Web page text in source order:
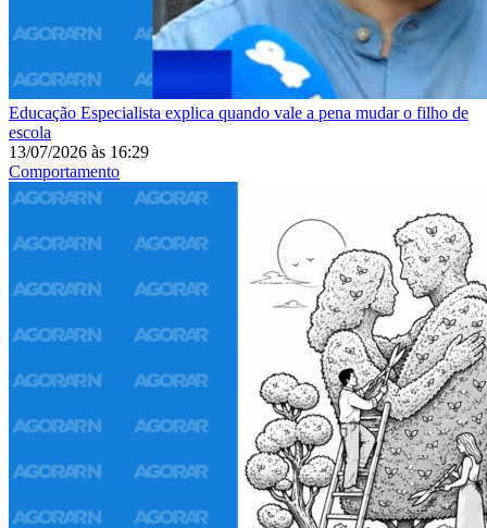
Educação Especialista explica quando vale a pena mudar o filho de
escola
13/07/2026 às 16:29
Comportamento